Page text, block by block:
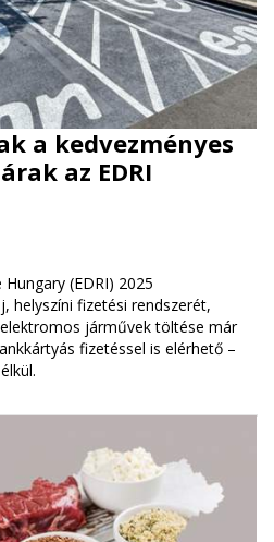
a kedvezményes
az EDRI
(EDRI) 2025
helyszíni fizetési rendszerét,
járművek töltése már
fizetéssel is elérhető –